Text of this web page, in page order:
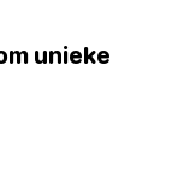
unieke